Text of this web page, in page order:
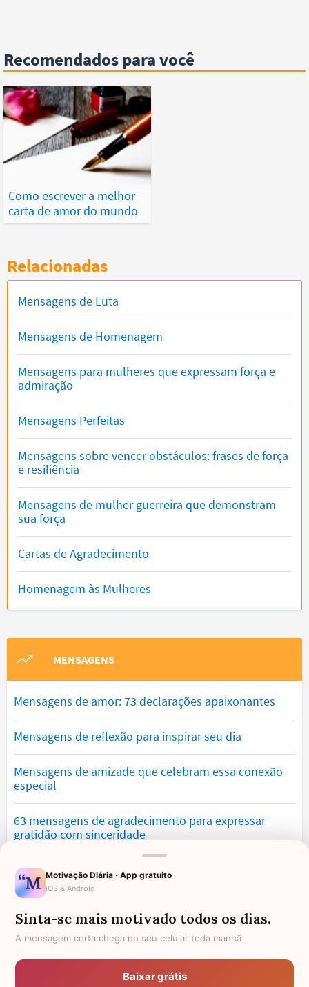
Recomendados para você
Como escrever a melhor
carta de amor do mundo
Relacionadas
Mensagens de Luta
Mensagens de Homenagem
Mensagens para mulheres que expressam força e
admiração
Mensagens Perfeitas
Mensagens sobre vencer obstáculos: frases de força
e resiliência
Mensagens de mulher guerreira que demonstram
sua força
Cartas de Agradecimento
Homenagem às Mulheres
MENSAGENS
Mensagens de amor: 73 declarações apaixonantes
Mensagens de reflexão para inspirar seu dia
Mensagens de amizade que celebram essa conexão
especial
63 mensagens de agradecimento para expressar
gratidão com sinceridade
Mensagens de saudade que tocam o coração e
expressam falta
Mensagens de otimismo que vão encher você de
confiança
Mensagens para namorado: declare o seu amor com
Motivação Diária · App gratuito
iOS & Android
Sinta-se mais motivado todos os dias.
A mensagem certa chega no seu celular toda manhã
Baixar grátis